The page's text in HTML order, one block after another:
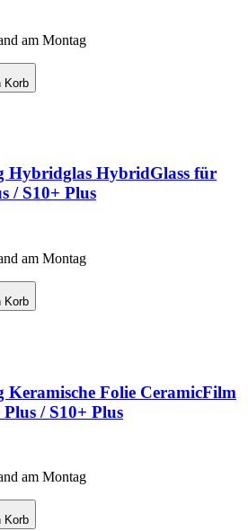
am Montag
Korb
Hybridglas HybridGlass für
/ S10+ Plus
am Montag
Korb
Keramische Folie CeramicFilm
/ S10+ Plus
am Montag
Korb